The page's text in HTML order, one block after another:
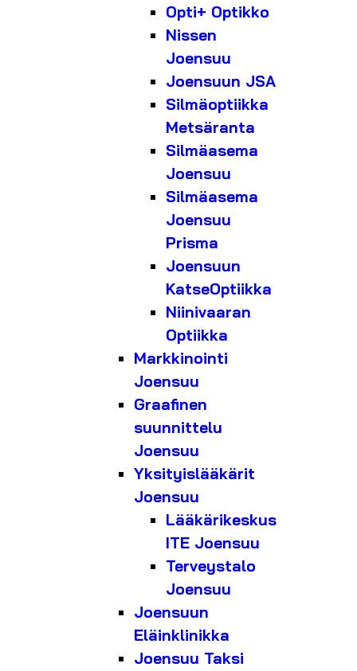
Opti+ Optikko
Nissen
Joensuu
Joensuun JSA
Silmäoptiikka
Metsäranta
Silmäasema
Joensuu
Silmäasema
Joensuu
Prisma
Joensuun
KatseOptiikka
Niinivaaran
Optiikka
Markkinointi
Joensuu
Graafinen
suunnittelu
Joensuu
Yksityislääkärit
Joensuu
Lääkärikeskus
ITE Joensuu
Terveystalo
Joensuu
Joensuun
Eläinklinikka
Joensuu Taksi